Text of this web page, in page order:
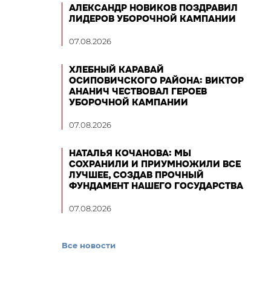
АЛЕКСАНДР НОВИКОВ ПОЗДРАВИЛ
ЛИДЕРОВ УБОРОЧНОЙ КАМПАНИИ
07.08.2026
ХЛЕБНЫЙ КАРАВАЙ
ОСИПОВИЧСКОГО РАЙОНА: ВИКТОР
АНАНИЧ ЧЕСТВОВАЛ ГЕРОЕВ
УБОРОЧНОЙ КАМПАНИИ
07.08.2026
НАТАЛЬЯ КОЧАНОВА: МЫ
СОХРАНИЛИ И ПРИУМНОЖИЛИ ВСЕ
ЛУЧШЕЕ, СОЗДАВ ПРОЧНЫЙ
ФУНДАМЕНТ НАШЕГО ГОСУДАРСТВА
07.08.2026
Все новости